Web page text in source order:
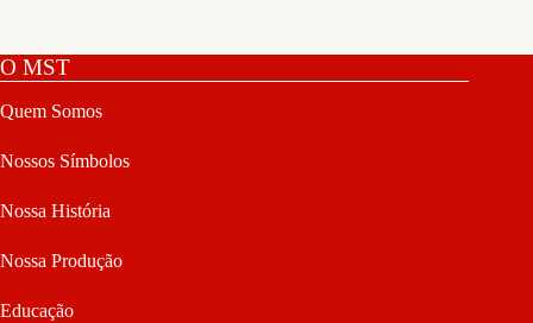
O MST
Quem Somos
Nossos Símbolos
Nossa História
Nossa Produção
Educação